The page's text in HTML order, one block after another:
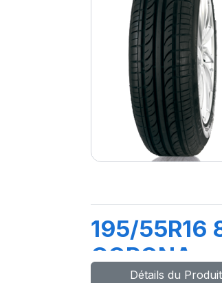
195/55R16
CORONA
Détails du Produit